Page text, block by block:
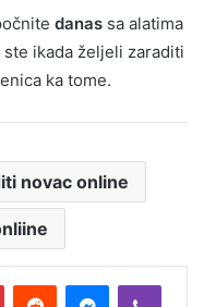
danas sa alatima
ikada željeli zaraditi
ka tome.
novac online
PinterestReddit Messenger
Viber